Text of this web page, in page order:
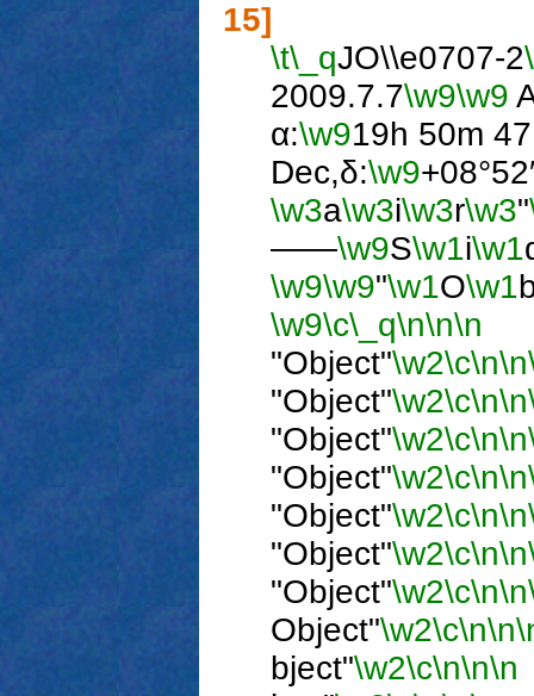
15]
\t\_qJO\\e0707-2
2009.7.7\w9\w9
α:\w919h 50m
Dec,δ:\w9
\w3a\w3i\w3r\w3"
――\w9S\w1i\w1
\w9\w9"\w1O\w1
\w9\c\_q\n\n\n
"Object"\w2\c\n\n
"Object"\w2\c\n\n
"Object"\w2\c\n\n
"Object"\w2\c\n\n
"Object"\w2\c\n\n
"Object"\w2\c\n\n
"Object"\w2\c\n\n
Object"\w2\c\n\n
bject"\w2\c\n\n\n